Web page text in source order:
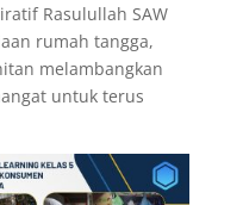
Rasulullah SAW
rumah tangga,
melambangkan
untuk terus